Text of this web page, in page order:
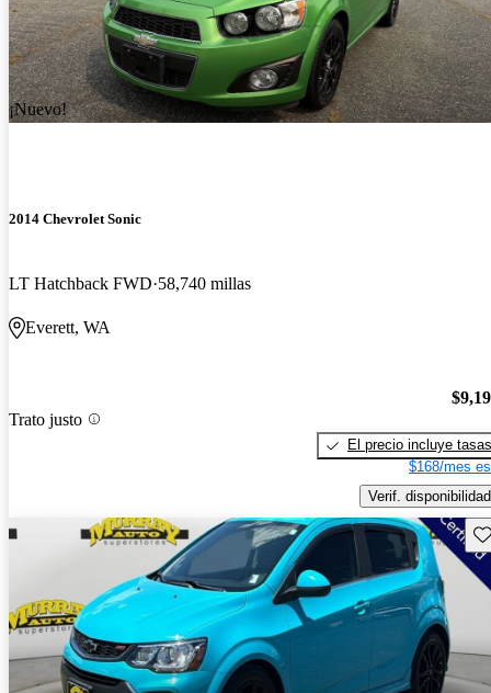
¡Nuevo!
2014 Chevrolet Sonic
LT Hatchback FWD 58,740 millas
Everett, WA
Trato justo
El precio incluye tasas
$168/mes
Verif. disponibilidad